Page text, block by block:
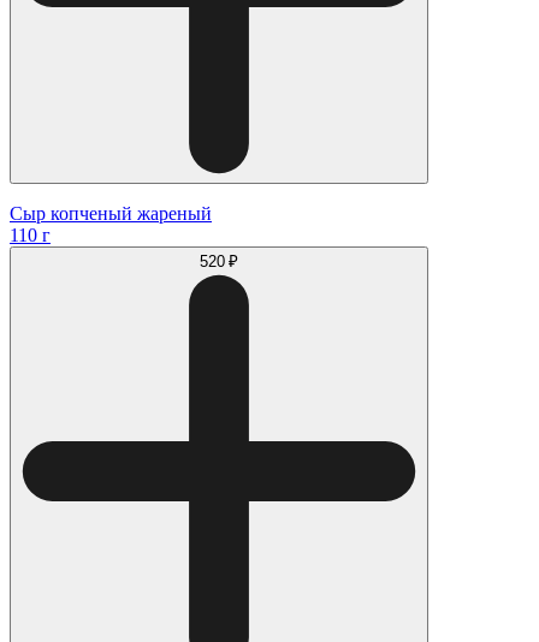
Сыр копченый жареный
110 г
520 ₽